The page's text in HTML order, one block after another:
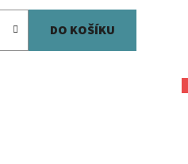
DO KOŠÍKU